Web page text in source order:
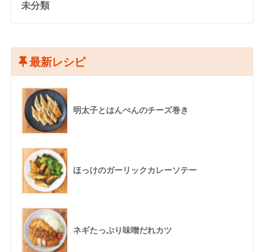
未分類
最新レシピ
明太子とはんぺんのチーズ巻き
ほっけのガーリックカレーソテー
ネギたっぷり味噌だれカツ